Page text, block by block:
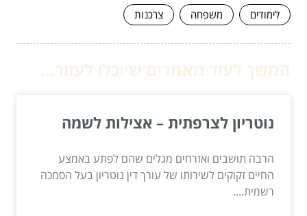
לימודים
משפחה צרכנות
נוטריון לצרפתית – אצילות לשמה
הרבה תושבים ואזרחים מגלים שהם לפתע באמצע
החיים זקוקים לשירותו של עורך דין נוטריון בעל הסמכה
רשמית....